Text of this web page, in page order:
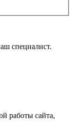
специалист.
работы сайта,